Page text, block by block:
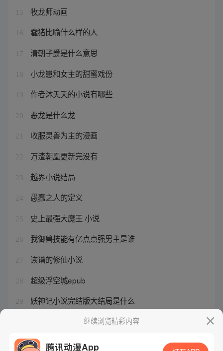
15 牧龙师动画
16 蠢猪比喻什么样的人
17 清朝子爵是什么意思
18 小龙崽和女主的甜蜜戏份
19 作者沐夭夭的小说有哪些
20 恶龙是什么龙
21 收服灵兽为主的漫画
22 万渣朝凰更新完没有
23 越界小说结局
24 愚蠢之人的定义
25 史上最强大魔王 小说
26 我御兽技能有亿点点强男主是谁
27 诙谐的修仙小说
28 超级浮空城epub
29 妖神记小说完结版大结局是什么
继续浏览精彩内容
腾讯动漫App